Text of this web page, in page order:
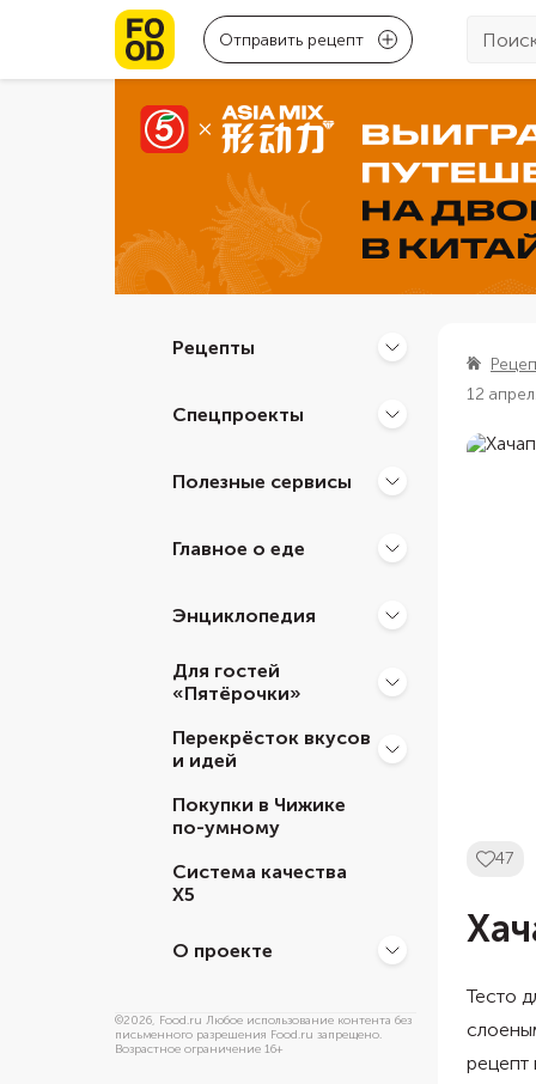
Отправить рецепт
Рецепты
Спецпроекты
Полезные сервисы
Главное о еде
Энциклопедия
Для гостей
«Пятёрочки»
Перекрёсток вкусов
и идей
Покупки в Чижике
по-умному
Система качества
Х5
О проекте
©2026, Food.ru Любое использование контента без
письменного разрешения Food.ru запрещено.
Возрастное ограничение 16+
12
47
Тесто
рецепт